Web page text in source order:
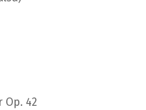
Op. 42